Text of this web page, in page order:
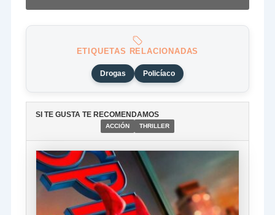
ETIQUETAS RELACIONADAS
Drogas Policíaco
SI TE GUSTA TE RECOMENDAMOS
ACCIÓN THRILLER